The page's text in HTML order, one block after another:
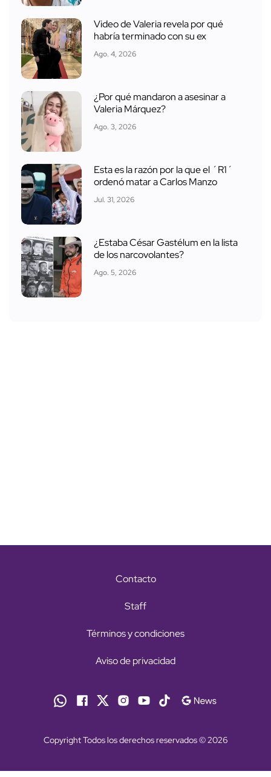
Video de Valeria revela por qué
habría terminado con su ex
Ago. 4, 2026
¿Por qué mandaron a asesinar a
Valeria Márquez?
Ago. 3, 2026
Esta es la razón por la que el ´R1´
ordenó matar a Carlos Manzo
Jul. 31, 2026
¿Estaba César Gastélum en la lista
de los narcovolantes?
Ago. 5, 2026
Contacto
Staff
Términos y condiciones
Aviso de privacidad
Copyright Todos los derechos reservados © 2026